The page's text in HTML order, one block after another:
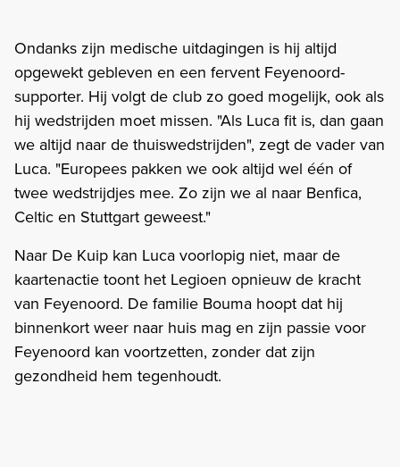
Ondanks zijn medische uitdagingen is hij altijd
opgewekt gebleven en een fervent Feyenoord-
supporter. Hij volgt de club zo goed mogelijk, ook als
hij wedstrijden moet missen. "Als Luca fit is, dan gaan
we altijd naar de thuiswedstrijden", zegt de vader van
Luca. "Europees pakken we ook altijd wel één of
twee wedstrijdjes mee. Zo zijn we al naar Benfica,
Celtic en Stuttgart geweest."
Naar De Kuip kan Luca voorlopig niet, maar de
kaartenactie toont het Legioen opnieuw de kracht
van Feyenoord. De familie Bouma hoopt dat hij
binnenkort weer naar huis mag en zijn passie voor
Feyenoord kan voortzetten, zonder dat zijn
gezondheid hem tegenhoudt.